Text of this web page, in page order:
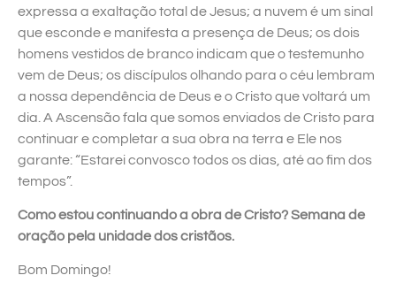
expressa a exaltação total de Jesus; a nuvem é um sinal
que esconde e manifesta a presença de Deus; os dois
homens vestidos de branco indicam que o testemunho
vem de Deus; os discípulos olhando para o céu lembram
a nossa dependência de Deus e o Cristo que voltará um
dia. A Ascensão fala que somos enviados de Cristo para
continuar e completar a sua obra na terra e Ele nos
garante: “Estarei convosco todos os dias, até ao fim dos
tempos”.
Como estou continuando a obra de Cristo? Semana de
oração pela unidade dos cristãos.
Bom Domingo!